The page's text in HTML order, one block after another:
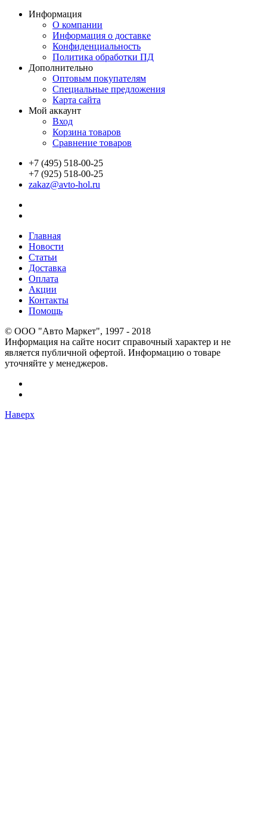
Информация
О компании
Информация о доставке
Конфиденциальность
Политика обработки ПД
Дополнительно
Оптовым покупателям
Специальные предложения
Карта сайта
Мой аккаунт
Вход
Корзина товаров
Сравнение товаров
+7 (495) 518-00-25
+7 (925) 518-00-25
zakaz@avto-hol.ru
Главная
Новости
Статьи
Доставка
Оплата
Акции
Контакты
Помощь
© OOO "Авто Маркет", 1997 - 2018
Информация на сайте носит справочный характер и не
является публичной офертой. Информацию о товаре
уточняйте у менеджеров.
Наверх